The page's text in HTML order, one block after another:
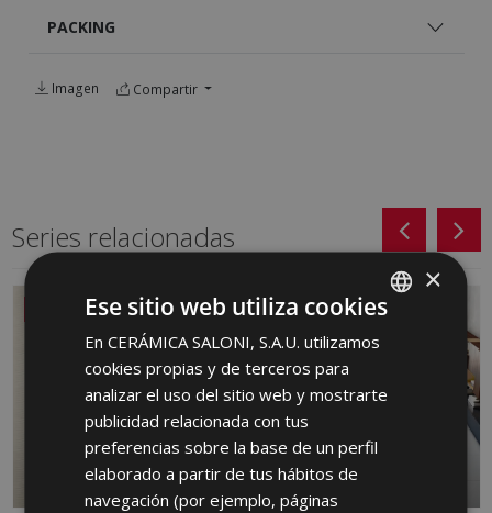
PACKING
Imagen Compartir
Series relacionadas
SPANISH
ENGLISH
GERMAN
×
Ese sitio web utiliza cookies
En CERÁMICA SALONI, S.A.U. utilizamos
cookies propias y de terceros para
analizar el uso del sitio web y mostrarte
publicidad relacionada con tus
preferencias sobre la base de un perfil
elaborado a partir de tus hábitos de
navegación (por ejemplo, páginas